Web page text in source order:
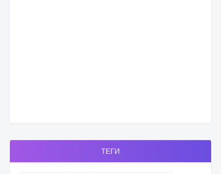
ТЕГИ